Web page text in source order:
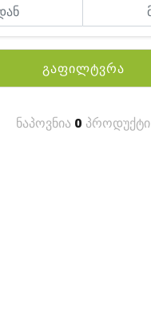
გაფილტვრა
ნაპოვნია0 პროდუქტი